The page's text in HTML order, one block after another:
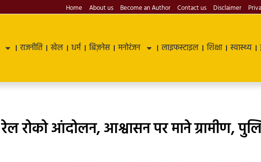
Home About us Become an Author Contact us Disclaimer
राजनीति खेल धर्म बिज़नेस मनोरंजन लाइफस्टाइल शिक्षा स्वास्थ्य
रोको आंदोलन, आश्वासन पर माने ग्रामीण,